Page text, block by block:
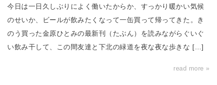
今日は一日久しぶりによく働いたからか、すっかり暖かい気候
のせいか、ビールが飲みたくなって一缶買って帰ってきた。き
のう買った金原ひとみの最新刊（たぶん）を読みながらぐいぐ
い飲み干して、この間友達と下北の緑道を夜な夜な歩きな […]
read more »